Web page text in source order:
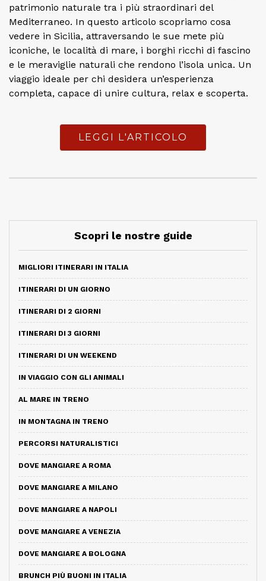
patrimonio naturale tra i più straordinari del
Mediterraneo. In questo articolo scopriamo cosa
vedere in Sicilia, attraversando le sue mete più
iconiche, le località di mare, i borghi ricchi di fascino
e le meraviglie naturali che rendono l’isola unica. Un
viaggio ideale per chi desidera un’esperienza
completa, capace di unire cultura, relax e scoperta.
LEGGI L'ARTICOLO
Scopri le nostre guide
MIGLIORI ITINERARI IN ITALIA
ITINERARI DI UN GIORNO
ITINERARI DI 2 GIORNI
ITINERARI DI 3 GIORNI
ITINERARI DI UN WEEKEND
IN VIAGGIO CON GLI ANIMALI
AL MARE IN TRENO
IN MONTAGNA IN TRENO
PERCORSI NATURALISTICI
DOVE MANGIARE A ROMA
DOVE MANGIARE A MILANO
DOVE MANGIARE A NAPOLI
DOVE MANGIARE A VENEZIA
DOVE MANGIARE A BOLOGNA
BRUNCH PIÙ BUONI IN ITALIA